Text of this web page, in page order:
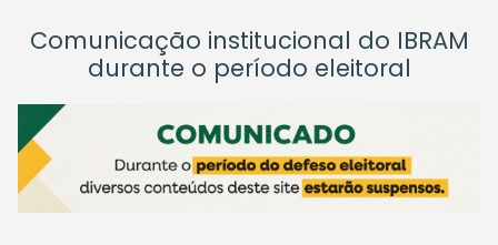
Comunicação institucional do IBRAM
durante o período eleitoral